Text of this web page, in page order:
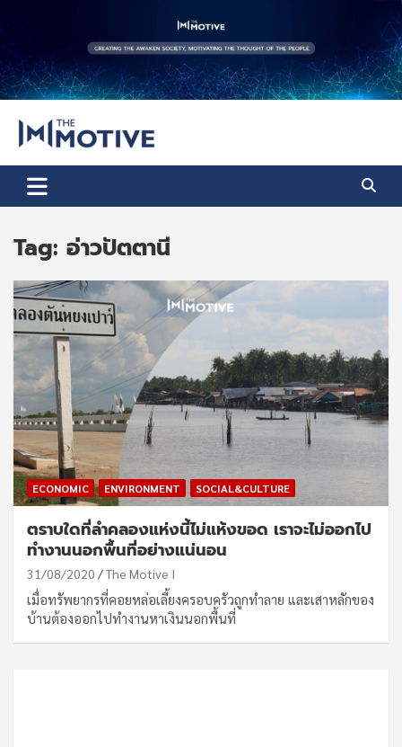
content
The Motive
Tag: อ่าวปัตตานี
ECONOMIC ENVIRONMENT SOCIAL&CULTURE
ตราบใดที่ลำคลองแห่งนี้ไม่แห้งขอด เราจะไม่ออกไป
ทำงานนอกพื้นที่อย่างแน่นอน
31/08/2020 The Motive I
เมื่อทรัพยากรที่คอยหล่อเลี้ยงครอบครัวถูกทำลาย และเสาหลักของ
บ้านต้องออกไปทำงานหาเงินนอกพื้นที่